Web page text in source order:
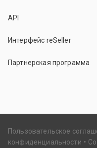
API
Интерфейс reSeller
Партнерская программа
Пользовательское
конфиденциальности